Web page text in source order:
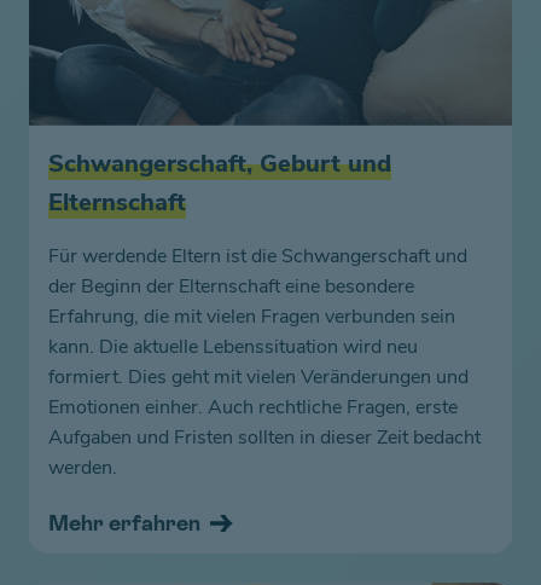
Schwangerschaft, Geburt und
Elternschaft
Für werdende Eltern ist die Schwangerschaft und
der Beginn der Elternschaft eine besondere
Erfahrung, die mit vielen Fragen verbunden sein
kann. Die aktuelle Lebenssituation wird neu
formiert. Dies geht mit vielen Veränderungen und
Emotionen einher. Auch rechtliche Fragen, erste
Aufgaben und Fristen sollten in dieser Zeit bedacht
werden.
Mehr erfahren